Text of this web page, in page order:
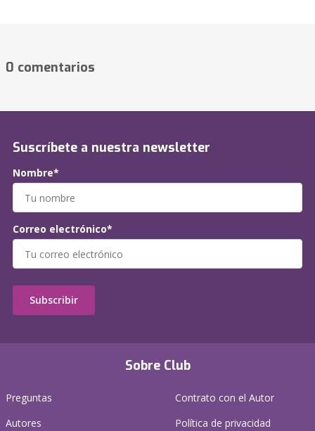
0 comentarios
Sobre Club
Preguntas
Autores
Contrato con el Autor
Política de privacidad
Suscríbete a nuestra newsletter
Nombre*
Correo electrónico*
Subscribir